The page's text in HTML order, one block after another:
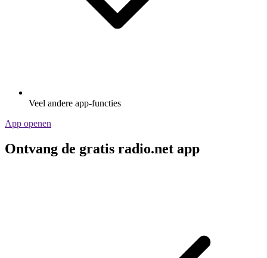
Veel andere app-functies
App openen
Ontvang de gratis radio.net app